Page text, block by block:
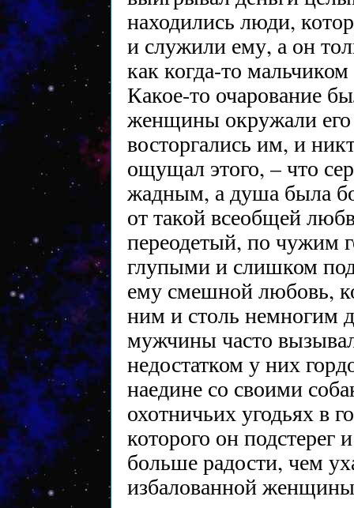
находились люди,
и служили ему, а он
как когда-то
Какое-то очарование
женщины окружали
восторгались им, и
ощущал этого, – что
жадным, а душа была
от такой всеобщей
переодетый, по чужим
глупыми и слишком
ему смешной любовь,
ним и столь немногим
мужчины часто
недостатком у них
наедине со своими
охотничьих угодьях в
которого он подстерег
больше радости, чем
избалованной